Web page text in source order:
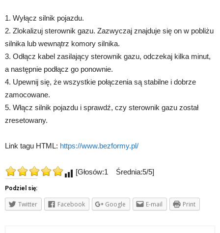
1. Wyłącz silnik pojazdu.
2. Zlokalizuj sterownik gazu. Zazwyczaj znajduje się on w pobliżu
silnika lub wewnątrz komory silnika.
3. Odłącz kabel zasilający sterownik gazu, odczekaj kilka minut,
a następnie podłącz go ponownie.
4. Upewnij się, że wszystkie połączenia są stabilne i dobrze
zamocowane.
5. Włącz silnik pojazdu i sprawdź, czy sterownik gazu został
zresetowany.
Link tagu HTML: https://www.bezformy.pl/
[Głosów:1 Średnia:5/5]
Podziel się:
Twitter Facebook Google E-mail Print